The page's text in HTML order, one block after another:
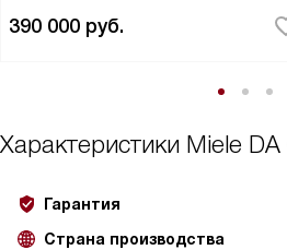
390 000 руб.
Характеристики Miele
Гарантия
Страна производства